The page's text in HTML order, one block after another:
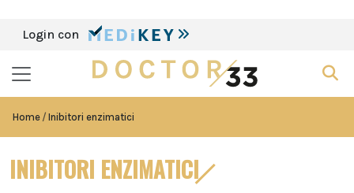
Login con
Home Inibitori enzimatici
INIBITORI ENZIMATICI